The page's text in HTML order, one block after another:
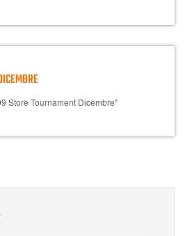
Store Tournament Dicembre"